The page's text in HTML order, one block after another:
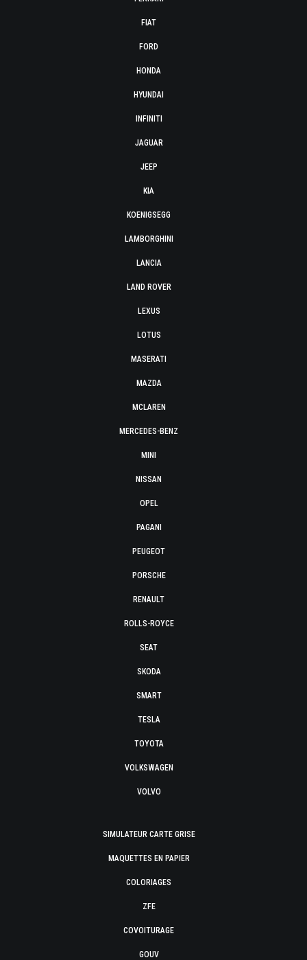
FIAT
FORD
HONDA
HYUNDAI
INFINITI
JAGUAR
JEEP
KIA
KOENIGSEGG
LAMBORGHINI
LANCIA
LAND ROVER
LEXUS
LOTUS
MASERATI
MAZDA
MCLAREN
MERCEDES-BENZ
MINI
NISSAN
OPEL
PAGANI
PEUGEOT
PORSCHE
RENAULT
ROLLS-ROYCE
SEAT
SKODA
SMART
TESLA
TOYOTA
VOLKSWAGEN
VOLVO
SIMULATEUR CARTE GRISE
MAQUETTES EN PAPIER
COLORIAGES
ZFE
COVOITURAGE
GOUV